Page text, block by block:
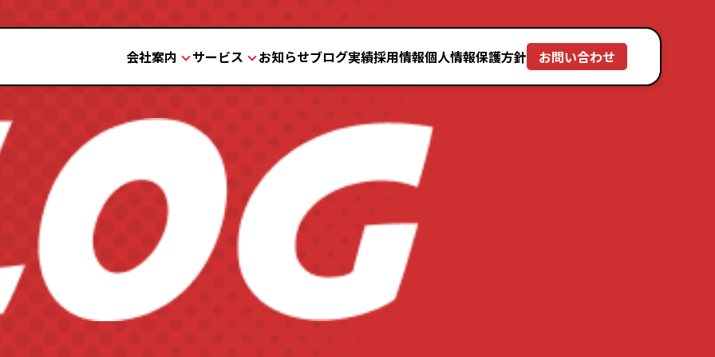
会社案内
理念と歴史
よくある質問
お問い合わせの流れ
サービス
品質と安全
お知らせブログ実績採用情報個人情報保護方針 お問い合わせ